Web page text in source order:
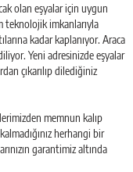
olan eşyalar için uygun
teknolojik imkanlarıyla
kadar kaplanıyor. Araca
Yeni adresinizde eşyalar
çıkarılıp dilediğiniz
memnun kalıp
herhangi bir
garantimiz altında